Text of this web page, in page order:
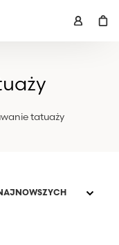
tatuaży